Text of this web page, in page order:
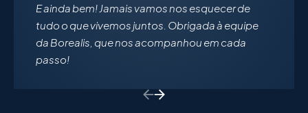
E ainda bem! Jamais vamos nos esquecer de
tudo o que vivemos juntos. Obrigada à equipe
da Borealis, que nos acompanhou em cada
passo!
Return to previous slide
Return to previous slide